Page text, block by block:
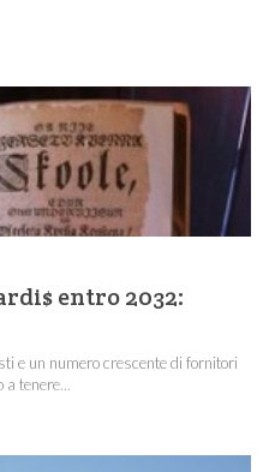
entro 2032:
e un numero crescente di fornitori
tenere...